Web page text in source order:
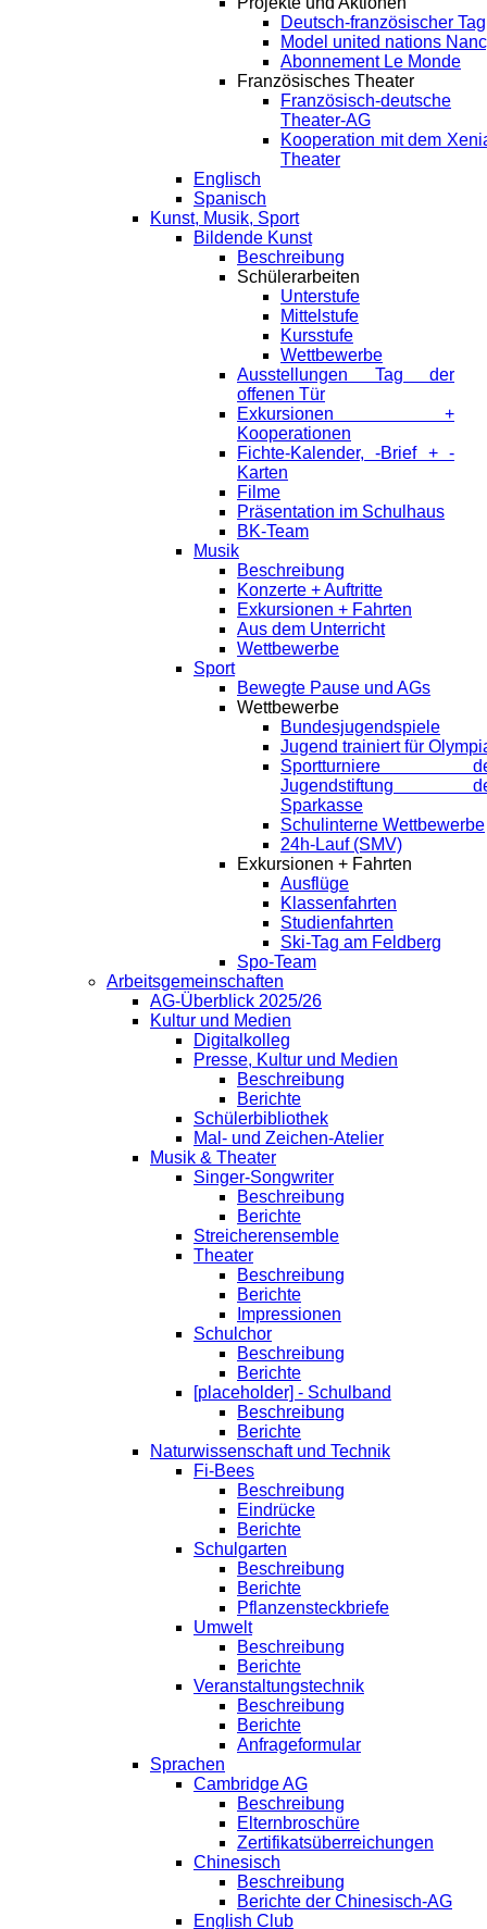
Deutsch-französischer Tag
Model united nations
Abonnement Le Monde
Französisches Theater
Französisch-deutsche
Theater-AG
Kooperation mit dem
Theater
Englisch
Spanisch
Kunst, Musik, Sport
Bildende Kunst
Beschreibung
Schülerarbeiten
Unterstufe
Mittelstufe
Kursstufe
Wettbewerbe
Ausstellungen Tag der
offenen Tür
Exkursionen +
Kooperationen
Fichte-Kalender, -Brief + -
Karten
Filme
Präsentation im Schulhaus
BK-Team
Musik
Beschreibung
Konzerte + Auftritte
Exkursionen + Fahrten
Aus dem Unterricht
Wettbewerbe
Sport
Bewegte Pause und AGs
Wettbewerbe
Bundesjugendspiele
Jugend trainiert für
Sportturniere
Jugendstiftung
Sparkasse
Schulinterne Wettbewerbe
24h-Lauf (SMV)
Exkursionen + Fahrten
Ausflüge
Klassenfahrten
Studienfahrten
Ski-Tag am Feldberg
Spo-Team
Arbeitsgemeinschaften
AG-Überblick 2025/26
Kultur und Medien
Digitalkolleg
Presse, Kultur und Medien
Beschreibung
Berichte
Schülerbibliothek
Mal- und Zeichen-Atelier
Musik & Theater
Singer-Songwriter
Beschreibung
Berichte
Streicherensemble
Theater
Beschreibung
Berichte
Impressionen
Schulchor
Beschreibung
Berichte
[placeholder] - Schulband
Beschreibung
Berichte
Naturwissenschaft und Technik
Fi-Bees
Beschreibung
Eindrücke
Berichte
Schulgarten
Beschreibung
Berichte
Pflanzensteckbriefe
Umwelt
Beschreibung
Berichte
Veranstaltungstechnik
Beschreibung
Berichte
Anfrageformular
Sprachen
Cambridge AG
Beschreibung
Elternbroschüre
Zertifikatsüberreichungen
Chinesisch
Beschreibung
Berichte der Chinesisch-AG
English Club